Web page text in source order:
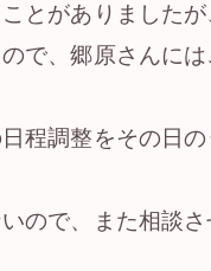
とがありました
で、郷原さんに
程調整をその日
ので、また相談さ